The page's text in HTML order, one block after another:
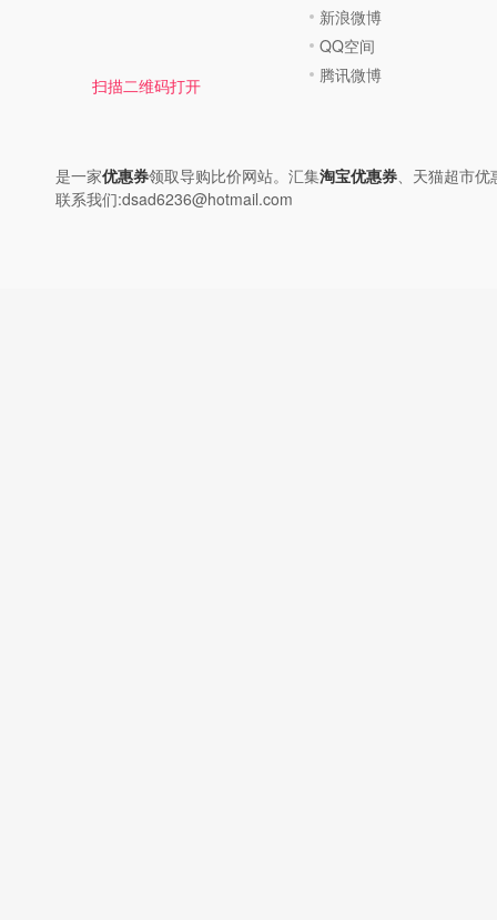
扫描二维码打开
新浪微博
QQ空间
腾讯微博
是一家优惠券领取导购比价网站。汇集淘宝优惠券、天猫超市优
联系我们:dsad6236@hotmail.com